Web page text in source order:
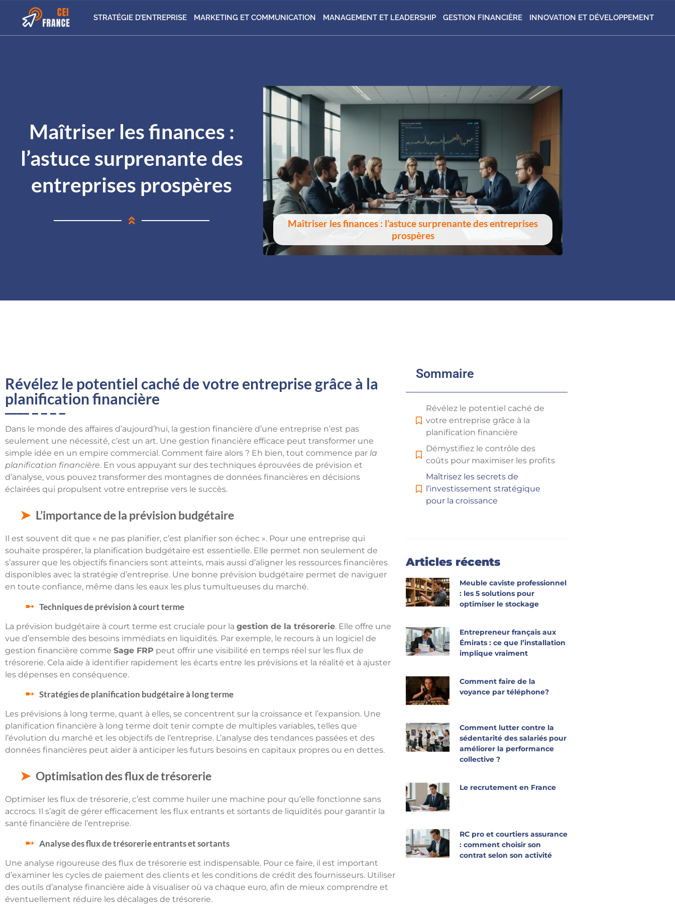
STRATÉGIE D’ENTREPRISE MARKETING ET COMMUNICATION MANAGEMENT ET LEADERSHIP GESTION FINANCIÈRE INNOVATION ET DÉVELOPPEMENT
Maîtriser les finances :
l’astuce surprenante des
entreprises prospères
Maîtriser les finances : l’astuce surprenante des entreprises
prospères
Révélez le potentiel caché de votre entreprise grâce à la
planification financière
Dans le monde des affaires d’aujourd’hui, la gestion financière d’une entreprise n’est pas
seulement une nécessité, c’est un art. Une gestion financière efficace peut transformer une
simple idée en un empire commercial. Comment faire alors ? Eh bien, tout commence par la
planification financière. En vous appuyant sur des techniques éprouvées de prévision et
d’analyse, vous pouvez transformer des montagnes de données financières en décisions
éclairées qui propulsent votre entreprise vers le succès.
L’importance de la prévision budgétaire
Il est souvent dit que « ne pas planifier, c’est planifier son échec ». Pour une entreprise qui
souhaite prospérer, la planification budgétaire est essentielle. Elle permet non seulement de
s’assurer que les objectifs financiers sont atteints, mais aussi d’aligner les ressources financières
disponibles avec la stratégie d’entreprise. Une bonne prévision budgétaire permet de naviguer
en toute confiance, même dans les eaux les plus tumultueuses du marché.
Techniques de prévision à court terme
La prévision budgétaire à court terme est cruciale pour la gestion de la trésorerie. Elle offre une
vue d’ensemble des besoins immédiats en liquidités. Par exemple, le recours à un logiciel de
gestion financière comme Sage FRP peut offrir une visibilité en temps réel sur les flux de
trésorerie. Cela aide à identifier rapidement les écarts entre les prévisions et la réalité et à ajuster
les dépenses en conséquence.
Stratégies de planification budgétaire à long terme
Les prévisions à long terme, quant à elles, se concentrent sur la croissance et l’expansion. Une
planification financière à long terme doit tenir compte de multiples variables, telles que
l’évolution du marché et les objectifs de l’entreprise. L’analyse des tendances passées et des
données financières peut aider à anticiper les futurs besoins en capitaux propres ou en dettes.
Optimisation des flux de trésorerie
Optimiser les flux de trésorerie, c’est comme huiler une machine pour qu’elle fonctionne sans
accrocs. Il s’agit de gérer efficacement les flux entrants et sortants de liquidités pour garantir la
santé financière de l’entreprise.
Analyse des flux de trésorerie entrants et sortants
Une analyse rigoureuse des flux de trésorerie est indispensable. Pour ce faire, il est important
d’examiner les cycles de paiement des clients et les conditions de crédit des fournisseurs. Utiliser
des outils d’analyse financière aide à visualiser où va chaque euro, afin de mieux comprendre et
éventuellement réduire les décalages de trésorerie.
Sommaire
Révélez le potentiel caché de
votre entreprise grâce à la
planification financière
Démystifiez le contrôle des
coûts pour maximiser les profits
Maîtrisez les secrets de
l’investissement stratégique
pour la croissance
Articles récents
Meuble caviste professionnel
: les 5 solutions pour
optimiser le stockage
Entrepreneur français aux
Émirats : ce que l’installation
implique vraiment
Comment faire de la
voyance par téléphone?
Comment lutter contre la
sédentarité des salariés pour
améliorer la performance
collective ?
Le recrutement en France
RC pro et courtiers assurance
: comment choisir son
contrat selon son activité